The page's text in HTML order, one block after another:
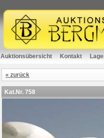
Auktionsübersicht Kontakt
« zurück
Kat.Nr. 758